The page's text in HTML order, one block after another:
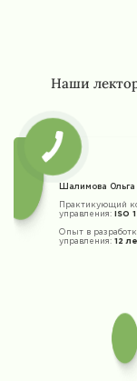
Наши
Шалимова Ольга
Практикующий
управления:
ISO
Опыт в
управления: 12